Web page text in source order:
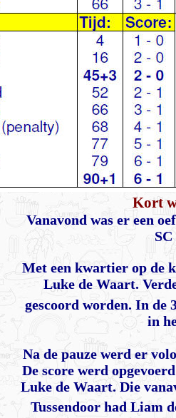
Kort
Vanavond was er een
Met een kwartier op de
Luke de Waart.
gescoord worden. In de
in
Na de pauze werd er
De score werd
Luke de Waart. Die
Tussendoor had Liam